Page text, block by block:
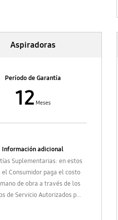
Aspiradoras
Período de Garantía
12 Meses
Información adicional
Suplementarias: en estos
el Consumidor paga el costo
de obra a través de los
de Servicio Autorizados por